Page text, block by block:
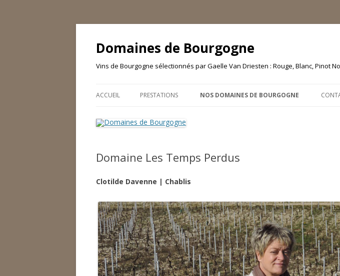
Domaines de Bourgogne
Vins de Bourgogne sélectionnés par Gaelle Van Driesten : Rouge, Blanc, Pinot
ACCUEIL PRESTATIONS NOS DOMAINES DE BOURGOGNE
DOMAINE MICHEL MALLARD ET
MAISON GÉRALDINE LOUISE
BERNARD ZITO
DOMAINE CHARLES AUDOIN
DOMAINE PETITOT
Domaine Les Temps Perdus
Clotilde Davenne | Chablis